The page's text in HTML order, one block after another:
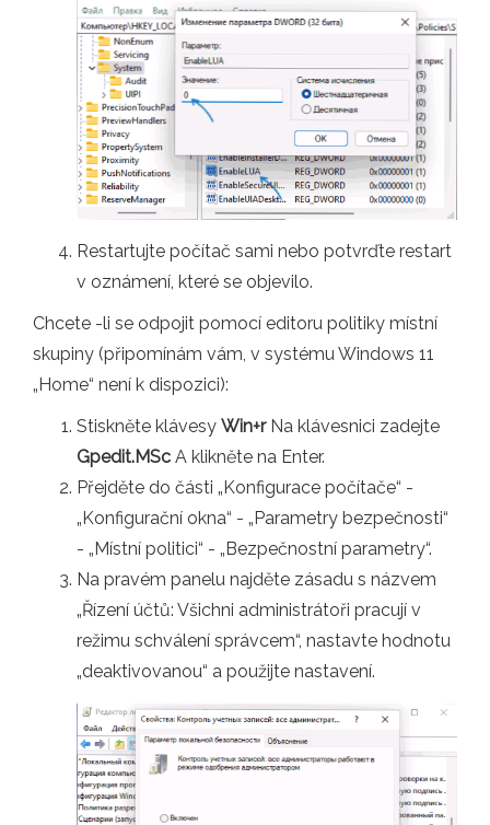
Restartujte počítač sami nebo potvrďte restart
v oznámení, které se objevilo.
Chcete -li se odpojit pomocí editoru politiky místní
skupiny (připomínám vám, v systému Windows 11
„Home“ není k dispozici):
Stiskněte klávesy Win+rNa klávesnici zadejte
Gpedit.MSc A klikněte na Enter.
Přejděte do části „Konfigurace počítače“ -
„Konfigurační okna“ - „Parametry bezpečnosti“
- „Místní politici“ - „Bezpečnostní parametry“.
Na pravém panelu najděte zásadu s názvem
„Řízení účtů: Všichni administrátoři pracují v
režimu schválení správcem“, nastavte hodnotu
„deaktivovanou“ a použijte nastavení.